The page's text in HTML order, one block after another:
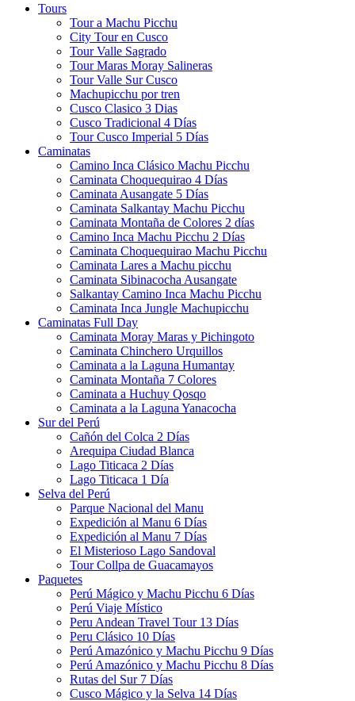
Tours
Tour a Machu Picchu
City Tour en Cusco
Tour Valle Sagrado
Tour Maras Moray Salineras
Tour Valle Sur Cusco
Machupicchu por tren
Cusco Clasico 3 Dias
Cusco Tradicional 4 Días
Tour Cusco Imperial 5 Días
Caminatas
Camino Inca Clásico Machu Picchu
Caminata Choquequirao 4 Días
Caminata Ausangate 5 Días
Caminata Salkantay Machu Picchu
Caminata Montaña de Colores 2 días
Camino Inca Machu Picchu 2 Días
Caminata Choquequirao Machu Picchu
Caminata Lares a Machu picchu
Caminata Sibinacocha Ausangate
Salkantay Camino Inca Machu Picchu
Caminata Inca Jungle Machupicchu
Caminatas Full Day
Caminata Moray Maras y Pichingoto
Caminata Chinchero Urquillos
Caminata a la Laguna Humantay
Caminata Montaña 7 Colores
Caminata a Huchuy Qosqo
Caminata a la Laguna Yanacocha
Sur del Perú
Cañón del Colca 2 Días
Arequipa Ciudad Blanca
Lago Titicaca 2 Días
Lago Titicaca 1 Día
Selva del Perú
Parque Nacional del Manu
Expedición al Manu 6 Días
Expedición al Manu 7 Días
El Misterioso Lago Sandoval
Tour Collpa de Guacamayos
Paquetes
Perú Mágico y Machu Picchu 6 Días
Perú Viaje Místico
Peru Andean Travel Tour 13 Días
Peru Clásico 10 Días
Perú Amazónico y Machu Picchu 9 Días
Perú Amazónico y Machu Picchu 8 Días
Rutas del Sur 7 Días
Cusco Mágico y la Selva 14 Días